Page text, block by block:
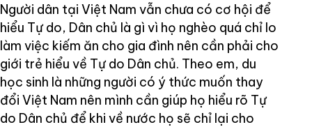
Người dân tại Việt Nam vẫn chưa có cơ hội để
hiểu Tự do, Dân chủ là gì vì họ nghèo quá chỉ lo
làm việc kiếm ăn cho gia đình nên cần phải cho
giới trẻ hiểu về Tự do Dân chủ. Theo em, du
học sinh là những người có ý thức muốn thay
đổi Việt Nam nên mình cần giúp họ hiểu rõ Tự
do Dân chủ để khi về nước họ sẽ chỉ lại cho